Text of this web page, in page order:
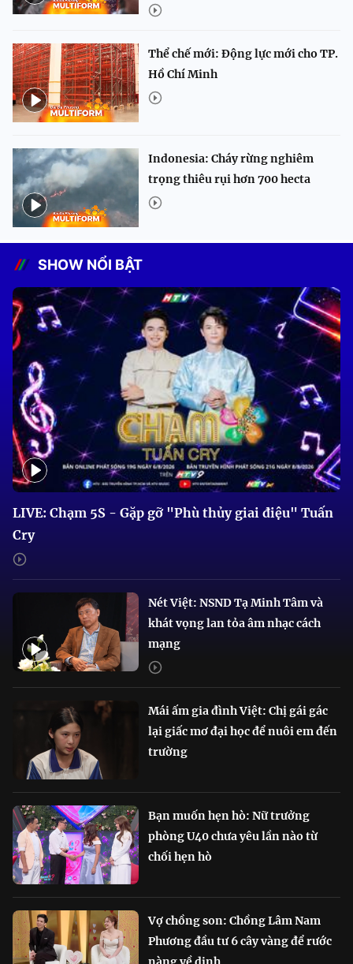
Thể chế mới: Động lực mới cho TP.
Hồ Chí Minh
Indonesia: Cháy rừng nghiêm
trọng thiêu rụi hơn 700 hecta
SHOW NỔI BẬT
LIVE: Chạm 5S - Gặp gỡ "Phù thủy giai điệu" Tuấn
Cry
Nét Việt: NSND Tạ Minh Tâm và
khát vọng lan tỏa âm nhạc cách
mạng
Mái ấm gia đình Việt: Chị gái gác
lại giấc mơ đại học để nuôi em đến
trường
Bạn muốn hẹn hò: Nữ trưởng
phòng U40 chưa yêu lần nào từ
chối hẹn hò
Vợ chồng son: Chồng Lâm Nam
Phương đầu tư 6 cây vàng để rước